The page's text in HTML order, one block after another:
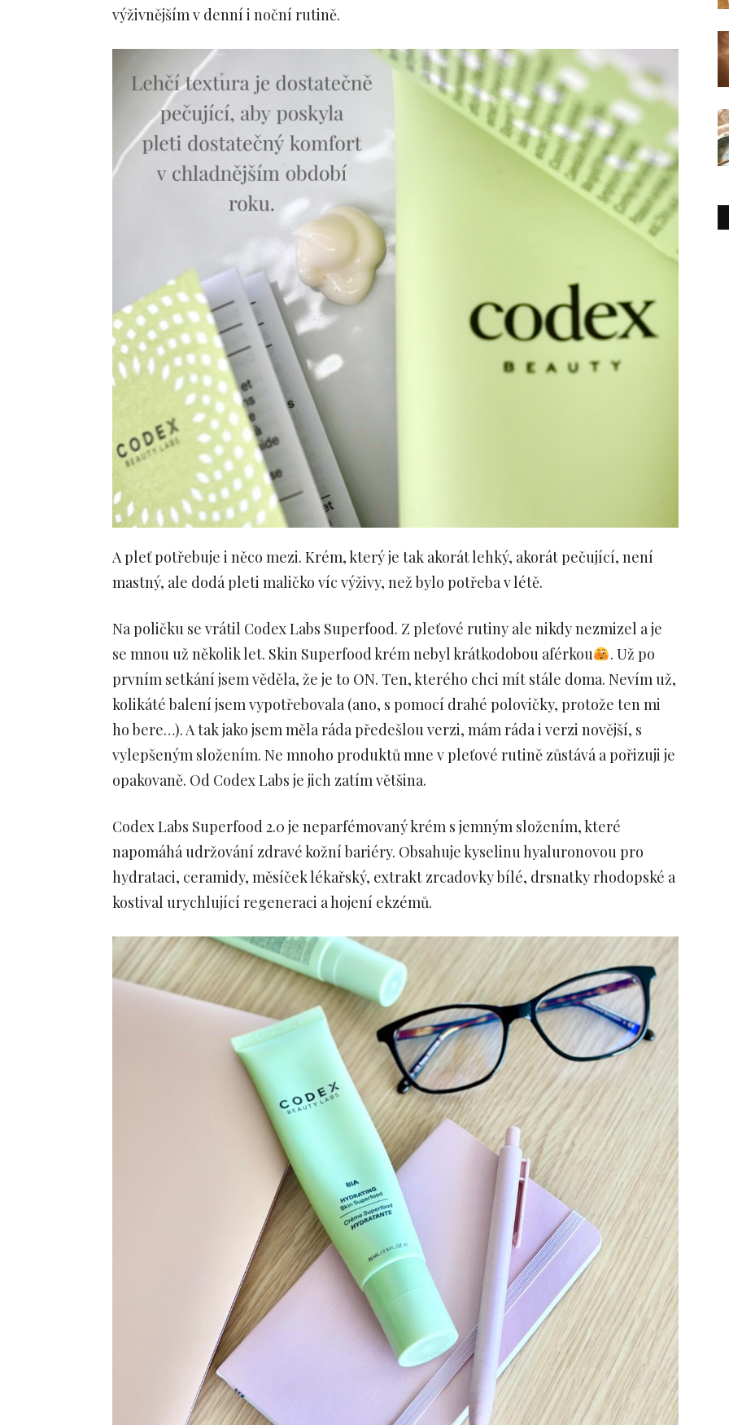
výživnějším v denní i noční rutině.
A pleť potřebuje i něco mezi. Krém, který je tak akorát lehký, akorát pečující, není
mastný, ale dodá pleti maličko víc výživy, než bylo potřeba v létě.
Na poličku se vrátil Codex Labs Superfood. Z pleťové rutiny ale nikdy nezmizel a je
se mnou už několik let. Skin Superfood krém nebyl krátkodobou aférkou
. Už po
prvním setkání jsem věděla, že je to ON. Ten, kterého chci mít stále doma. Nevím už,
kolikáté balení jsem vypotřebovala (ano, s pomocí drahé polovičky, protože ten mi
ho bere…). A tak jako jsem měla ráda předešlou verzi, mám ráda i verzi novější, s
vylepšeným složením. Ne mnoho produktů mne v pleťové rutině zůstává a pořizuji je
opakovaně. Od Codex Labs je jich zatím většina.
Codex Labs Superfood 2.0 je neparfémovaný krém s jemným složením, které
napomáhá udržování zdravé kožní bariéry. Obsahuje kyselinu hyaluronovou pro
hydrataci, ceramidy, měsíček lékařský, extrakt zrcadovky bílé, drsnatky rhodopské a
kostival urychlující regeneraci a hojení ekzémů.